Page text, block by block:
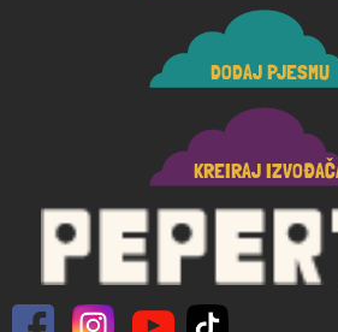
DODAJ PJESMU
KREIRAJ